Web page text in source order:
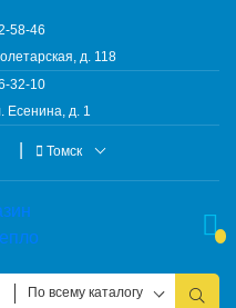
58-46
д. 118
32-10
Есенина, д. 1
Томск
По всему каталогу